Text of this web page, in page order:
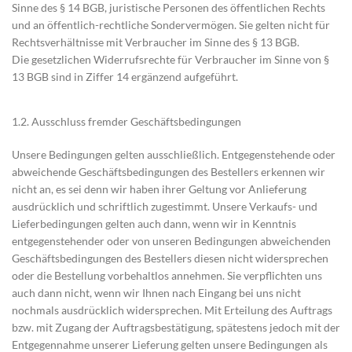
Sinne des § 14 BGB, juristische Personen des öffentlichen Rechts
und an öffentlich-rechtliche Sondervermögen. Sie gelten nicht für
Rechtsverhältnisse mit Verbraucher im Sinne des § 13 BGB.
Die gesetzlichen Widerrufsrechte für Verbraucher im Sinne von §
13 BGB sind in Ziffer 14 ergänzend aufgeführt.
1.2. Ausschluss fremder Geschäftsbedingungen
Unsere Bedingungen gelten ausschließlich. Entgegenstehende oder
abweichende Geschäftsbedingungen des Bestellers erkennen wir
nicht an, es sei denn wir haben ihrer Geltung vor Anlieferung
ausdrücklich und schriftlich zugestimmt. Unsere Verkaufs- und
Lieferbedingungen gelten auch dann, wenn wir in Kenntnis
entgegenstehender oder von unseren Bedingungen abweichenden
Geschäftsbedingungen des Bestellers diesen nicht widersprechen
oder die Bestellung vorbehaltlos annehmen. Sie verpflichten uns
auch dann nicht, wenn wir Ihnen nach Eingang bei uns nicht
nochmals ausdrücklich widersprechen. Mit Erteilung des Auftrags
bzw. mit Zugang der Auftragsbestätigung, spätestens jedoch mit der
Entgegennahme unserer Lieferung gelten unsere Bedingungen als